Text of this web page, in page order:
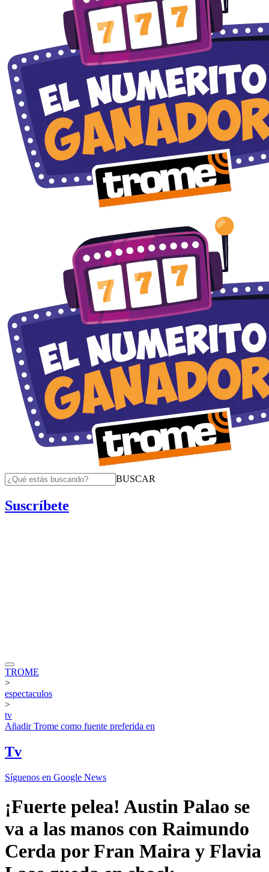
BUSCAR
Suscríbete
TROME
>
espectaculos
>
tv
AñadirTrome como fuente preferida en
Tv
Síguenos en Google News
¡Fuerte pelea! Austin Palao se
va a las manos con Raimundo
Cerda por Fran Maira y Flavia